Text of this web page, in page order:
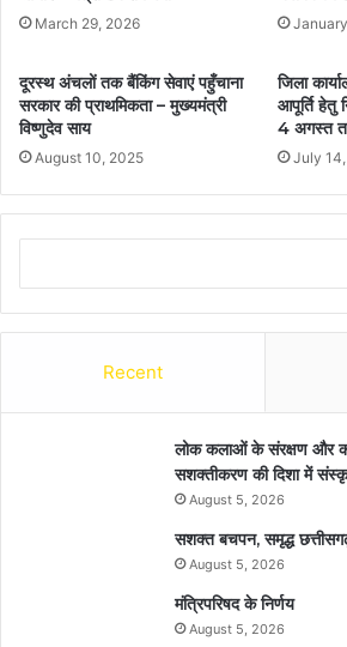
March 29, 2026
दूरस्थ अंचलों तक बैंकिंग सेवाएं पहुँचाना
सरकार की प्राथमिकता – मुख्यमंत्री
विष्णुदेव साय
August 10, 2025
जिला
आपूर्ति हेतु
4 अगस्त
July
Recent
लोक कलाओं के संरक्षण और
सशक्तीकरण की दिशा में
August 5, 2026
सशक्त बचपन, समृद्ध
August 5, 2026
मंत्रिपरिषद के निर्णय
August 5, 2026